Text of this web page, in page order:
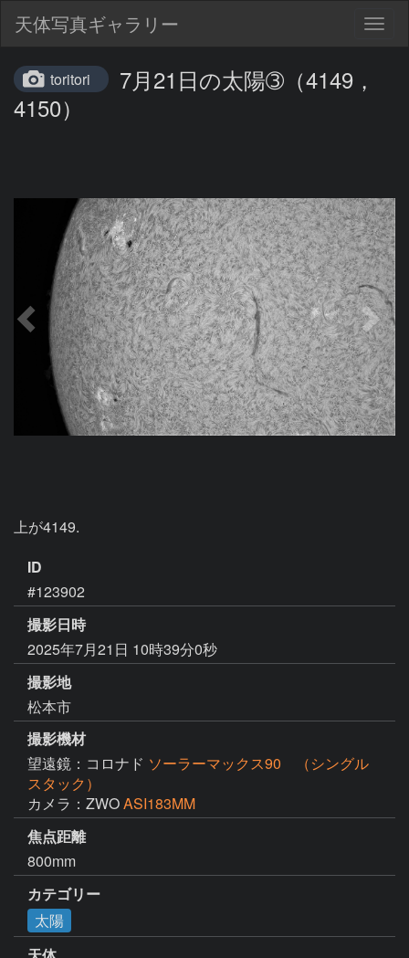
天体写真ギャラリー
toritori
7月21日の太陽➂（4149，
4150）
ID
#123902
撮影日時
2025年7月21日 10時39分0秒
撮影地
松本市
撮影機材
望遠鏡：コロナド ソーラーマックス90 （シングル
スタック）
カメラ：ZWOASI183MM
焦点距離
800mm
カテゴリー
太陽